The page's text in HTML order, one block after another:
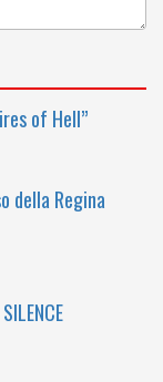
of Hell”
della Regina